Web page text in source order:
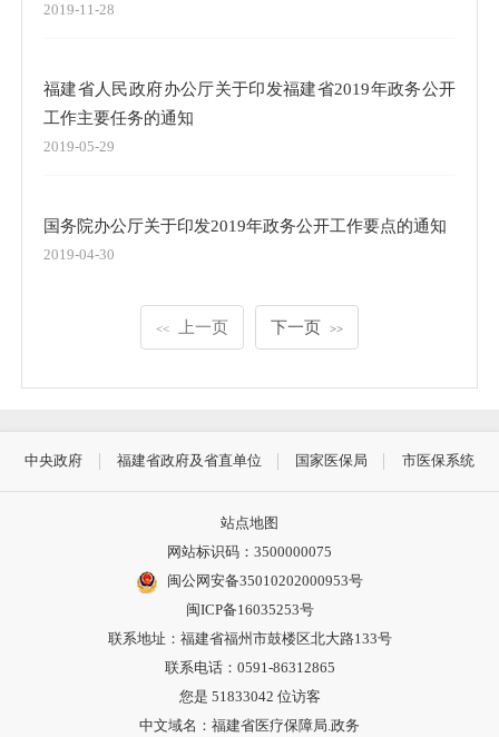
2019-11-28
福建省人民政府办公厅关于印发福建省2019年政务公开
工作主要任务的通知
2019-05-29
国务院办公厅关于印发2019年政务公开工作要点的通知
2019-04-30
<< 上一页 下一页 >>
中央政府 福建省政府及省直单位 国家医保局 市医保系统
站点地图
网站标识码：3500000075
闽公网安备35010202000953号
闽ICP备16035253号
联系地址：福建省福州市鼓楼区北大路133号
联系电话：0591-86312865
您是 51833042 位访客
中文域名：福建省医疗保障局.政务